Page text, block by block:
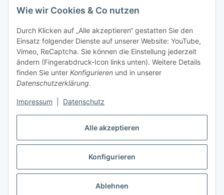
Alle akzeptieren
Konfigurieren
Ablehnen
Wie wir Cookies & Co nutzen
Durch Klicken auf „Alle akzeptieren“ gestatten Sie den
Einsatz folgender Dienste auf unserer Website: YouTube,
Vimeo, ReCaptcha. Sie können die Einstellung jederzeit
ändern (Fingerabdruck-Icon links unten). Weitere Details
finden Sie unter Konfigurieren und in unserer
Datenschutzerklärung.
Impressum Datenschutz
Informationen
Gesetzliche Informationen
Mein Konto
masterframe GmbH
Vertrag widerrufen
* Alle Preise inkl. gesetzlicher USt., zzgl.Versand